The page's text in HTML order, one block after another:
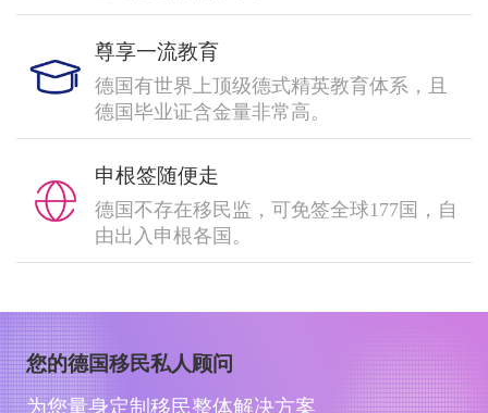
尊享一流教育
德国有世界上顶级德式精英教育体系，且
德国毕业证含金量非常高。
申根签随便走
德国不存在移民监，可免签全球177国，自
由出入申根各国。
您的德国移民私人顾问
为您量身定制移民整体解决方案